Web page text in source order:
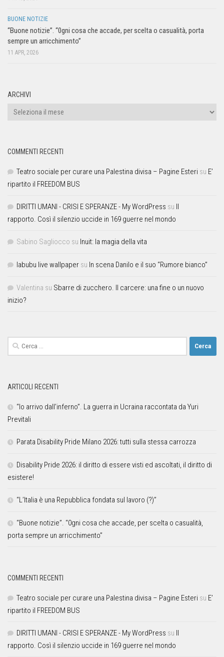
BUONE NOTIZIE
“Buone notizie”. “0gni cosa che accade, per scelta o casualità, porta
sempre un arricchimento”
11 APR, 2026
ARCHIVI
COMMENTI RECENTI
Teatro sociale per curare una Palestina divisa – Pagine Esteri su E’
ripartito il FREEDOM BUS
DIRITTI UMANI - CRISI E SPERANZE - My WordPress su Il
rapporto. Così il silenzio uccide in 169 guerre nel mondo
Sabino Sagliocco su Inuit: la magia della vita
labubu live wallpaper su In scena Danilo e il suo “Rumore bianco”
Valentina su Sbarre di zucchero. Il carcere: una fine o un nuovo
inizio?
ARTICOLI RECENTI
“Io arrivo dall’inferno”. La guerra in Ucraina raccontata da Yuri
Previtali
Parata Disability Pride Milano 2026: tutti sulla stessa carrozza
Disability Pride 2026: il diritto di essere visti ed ascoltati, il diritto di
esistere!
“L’Italia è una Repubblica fondata sul lavoro (?)”
“Buone notizie”. “0gni cosa che accade, per scelta o casualità,
porta sempre un arricchimento”
COMMENTI RECENTI
Teatro sociale per curare una Palestina divisa – Pagine Esteri su E’
ripartito il FREEDOM BUS
DIRITTI UMANI - CRISI E SPERANZE - My WordPress su Il
rapporto. Così il silenzio uccide in 169 guerre nel mondo